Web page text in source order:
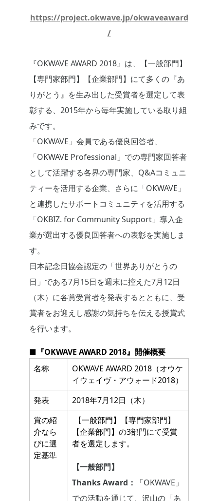
https://project.okwave.jp/okwaveaward
/
『OKWAVE AWARD 2018』は、【一般部門】
【専門家部門】【企業部門】にて多くの『あ
りがとう』を生み出した受賞者を選定して表
彰する、2015年から毎年実施している取り組
みです。
「OKWAVE」会員である優良回答者、
「OKWAVE Professional」での専門家回答者
として活躍する各界の専門家、Q&Aコミュニ
ティーを活用する企業、さらに「OKWAVE」
と連携したサポートコミュニティを活用する
「OKBIZ. for Community Support」導入企
業が選出する優良回答者への表彰を実施しま
す。
日本記念日協会認定の「世界ありがとうの
日」である7月15日を週末に控えた7月12日
（木）に各賞受賞者を発表するとともに、受
賞者をお迎えし感謝の気持ちを伝える授賞式
を行います。
■『OKWAVE AWARD 2018』開催概要
名称
OKWAVE AWARD 2018（オウケ
イウェイヴ・アウォード2018）
発表
2018年7月12日（木）
賞の紹
介なら
びに選
定基準
【一般部門】【専門家部門】
【企業部門】の3部門にて受賞
者を選定します。
【一般部門】
Thanks Award：
「OKWAVE」
での活動を通じて、沢山の「あ